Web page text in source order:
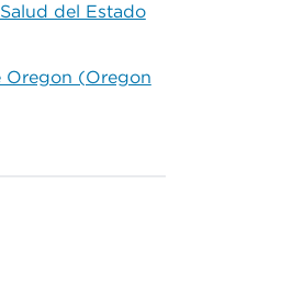
del Estado
Oregon (Oregon